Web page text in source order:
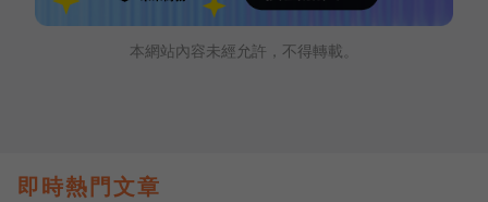
本網站內容未經允許，不得轉載。
即時熱門文章